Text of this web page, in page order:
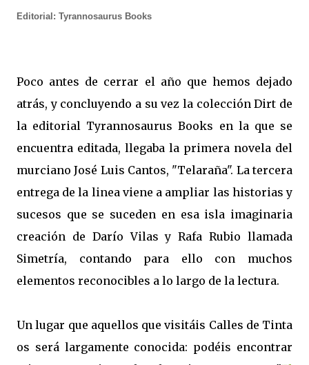
Editorial: Tyrannosaurus Books
Poco antes de cerrar el año que hemos dejado
atrás, y concluyendo a su vez la colección Dirt de
la editorial Tyrannosaurus Books en la que se
encuentra editada, llegaba la primera novela del
murciano José Luis Cantos, "Telaraña". La tercera
entrega de la linea viene a ampliar las historias y
sucesos que se suceden en esa isla imaginaria
creación de Darío Vilas y Rafa Rubio llamada
Simetría, contando para ello con muchos
elementos reconocibles a lo largo de la lectura.
Un lugar que aquellos que visitáis Calles de Tinta
os será largamente conocida: podéis encontrar